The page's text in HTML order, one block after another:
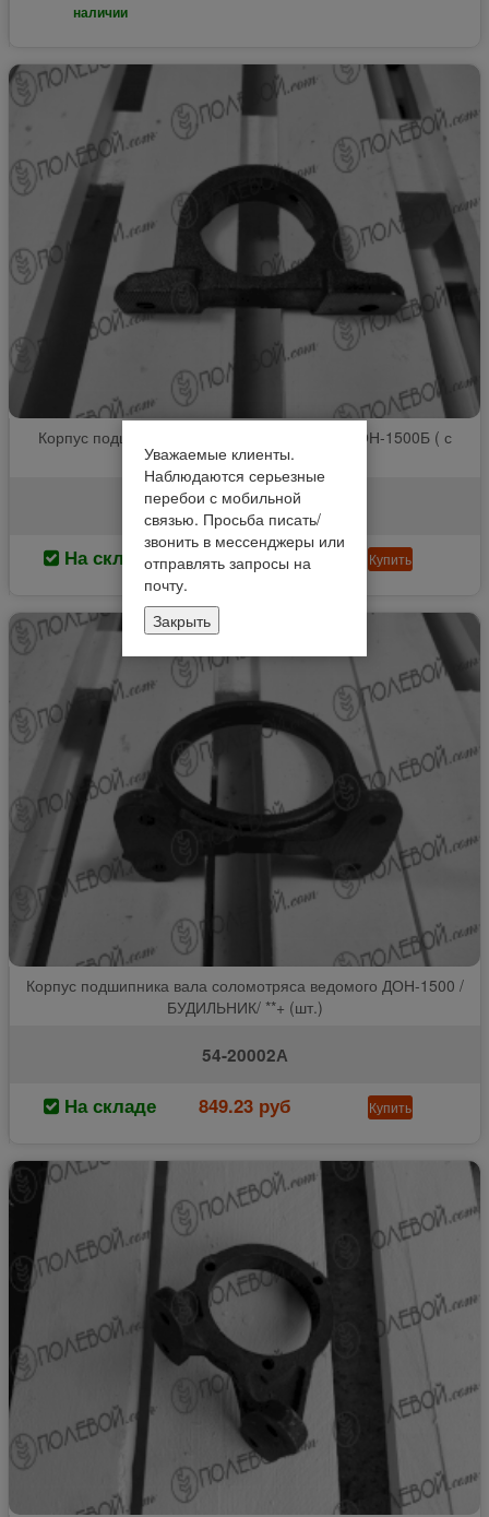
наличии
Корпус подшипника вала привода очистки ДОН-1500Б ( с
насечкой ) % (шт.)
10Б.01.01.203
На складе 836.92 руб Купить
Корпус подшипника вала соломотряса ведомого ДОН-1500 /
БУДИЛЬНИК/ **+ (шт.)
54-20002А
На складе 849.23 руб Купить
Уважаемые клиенты.
Наблюдаются серьезные
перебои с мобильной
связью. Просьба писать/
звонить в мессенджеры или
отправлять запросы на
почту.
Закрыть